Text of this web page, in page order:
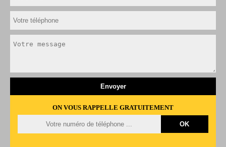
ON VOUS RAPPELLE GRATUITEMENT